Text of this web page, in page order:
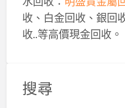
收、白金回收、銀回
收..等高價現金回收。
搜尋